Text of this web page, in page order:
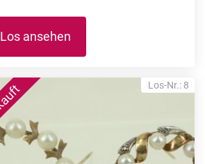
Los ansehen
Los-Nr.: 8